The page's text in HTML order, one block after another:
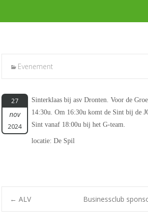
Evenement
27
nov
2024
Sinterklaas bij asv Dronten. Voor de
14:30u. Om 16:30u komt de Sint bij de
Sint vanaf 18:00u bij het G-team.
locatie: De Spil
Bericht
← ALV Businessclub